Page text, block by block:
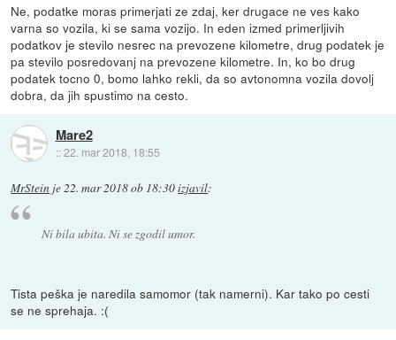
Ne, podatke moras primerjati ze zdaj, ker drugace ne ves kako
varna so vozila, ki se sama vozijo. In eden izmed primerljivih
podatkov je stevilo nesrec na prevozene kilometre, drug podatek je
pa stevilo posredovanj na prevozene kilometre. In, ko bo drug
podatek tocno 0, bomo lahko rekli, da so avtonomna vozila dovolj
dobra, da jih spustimo na cesto.
Mare2
::22. mar 2018, 18:55
MrStein je 22. mar 2018 ob 18:30izjavil:
Ni bila ubita. Ni se zgodil umor.
Tista peška je naredila samomor (tak namerni). Kar tako po cesti
se ne sprehaja. :(